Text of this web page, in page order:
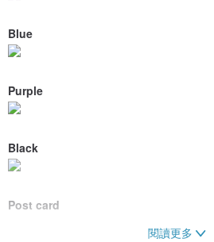
Blue
Purple
Black
Post card
閱讀更多